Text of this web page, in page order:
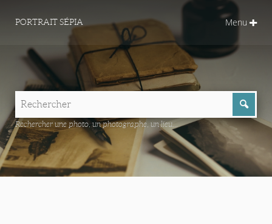
PORTRAIT SÉPIA Menu
Rechercher une photo, un photographe, un lieu...